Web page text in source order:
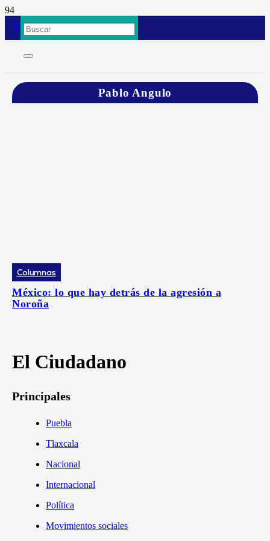
Pablo Angulo
Columnas
México: lo que hay detrás de la agresión a
Noroña
El Ciudadano
Principales
Puebla
Tlaxcala
Nacional
Internacional
Política
Movimientos sociales